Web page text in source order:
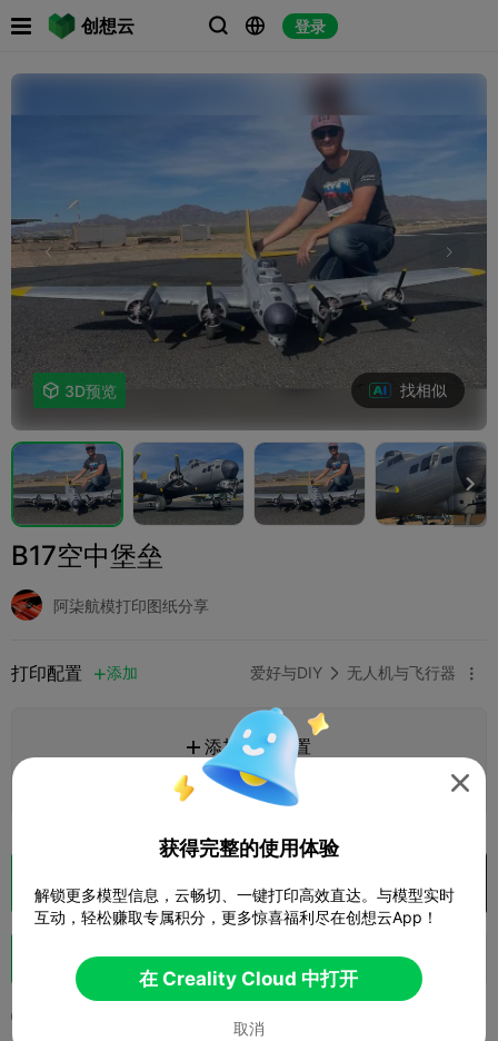
创想云   登录
 
 3D预览 找相似

B17空中堡垒
阿柒航模打印图纸分享
打印配置 添加 爱好与DIY  无人机与飞行器 
 添加打印配置
赚取更多积分
助力 97 269  16


获得完整的使用体验
解锁更多模型信息，云畅切、一键打印高效直达。与模型实时
互动，轻松赚取专属积分，更多惊喜福利尽在创想云App！
在 Creality Cloud 中打开
取消